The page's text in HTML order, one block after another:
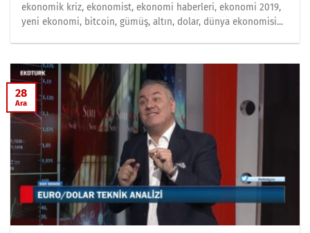
ekonomik kriz, ekonomist, ekonomi haberleri, ekonomi 2019,
yeni ekonomi, bitcoin, gümüş, altın, dolar, dünya ekonomisi...
28
Ara